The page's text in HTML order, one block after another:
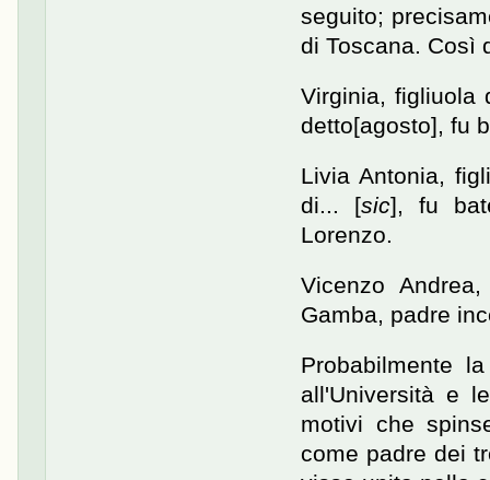
seguito;
di Toscana. Così
Virginia, figliuola
detto[agosto], fu
Livia Antonia,
di... [sic], fu
Lorenzo.
Vicenzo
Gamba, padre
Probabilmente
all'Università e
motivi che
come padre dei